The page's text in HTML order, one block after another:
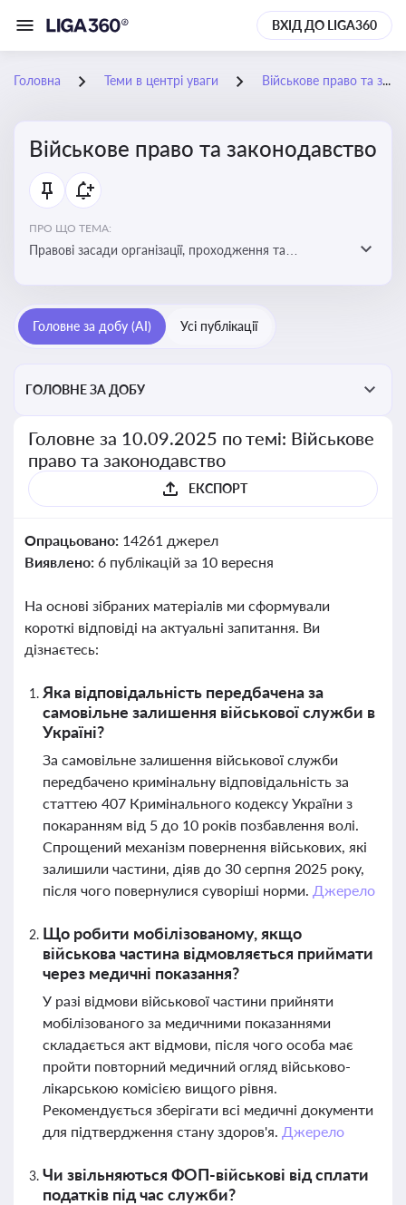
ВХІД ДО LIGA360
Головна Теми в центрі уваги Військове право та законодавство
Військове право та законодавство
ПРО ЩО ТЕМА:
Правові засади організації, проходження та
військовослужбовців у воєнний час
Головне за добу (AI) Усі публікації
ГОЛОВНЕ ЗА ДОБУ
Головне за 10.09.2025 по темі: Військове
право та законодавство
ЕКСПОРТ
Опрацьовано: 14261 джерел
Виявлено: 6 публікацій за 10 вересня
На основі зібраних матеріалів ми сформували
короткі відповіді на актуальні запитання. Ви
дізнаєтесь:
Яка відповідальність передбачена за
самовільне залишення військової служби в
Україні?
За самовільне залишення військової служби
передбачено кримінальну відповідальність за
статтею 407 Кримінального кодексу України з
покаранням від 5 до 10 років позбавлення волі.
Спрощений механізм повернення військових, які
залишили частини, діяв до 30 серпня 2025 року,
після чого повернулися суворіші норми. Джерело
Що робити мобілізованому, якщо
військова частина відмовляється приймати
через медичні показання?
У разі відмови військової частини прийняти
мобілізованого за медичними показаннями
складається акт відмови, після чого особа має
пройти повторний медичний огляд військово-
лікарською комісією вищого рівня.
Рекомендується зберігати всі медичні документи
для підтвердження стану здоров'я. Джерело
Чи звільняються ФОП-військові від сплати
податків під час служби?